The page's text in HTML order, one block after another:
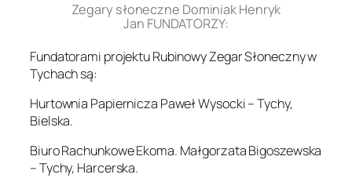
Zegary słoneczne Dominiak Henryk
Jan FUNDATORZY:
Fundatorami projektu Rubinowy Zegar Słoneczny w
Tychach są:
Hurtownia Papiernicza Paweł Wysocki – Tychy,
Bielska.
Biuro Rachunkowe Ekoma. Małgorzata Bigoszewska
– Tychy, Harcerska.